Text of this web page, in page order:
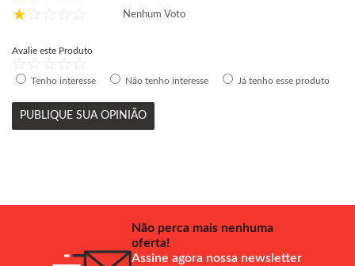
Nenhum Voto
Avalie este Produto
Tenho interesse Não tenho interesse Já tenho esse produto
PUBLIQUE SUA OPINIÃO
Não perca mais nenhuma
oferta!
Assine agora nossa newsletter